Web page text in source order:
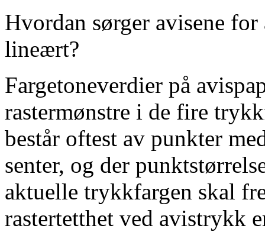
Hvordan sørger avisene
lineært?
Fargetoneverdier på
rastermønstre i de fire
består oftest av punkter
senter, og der
aktuelle trykkfargen skal
rastertetthet ved avistrykk